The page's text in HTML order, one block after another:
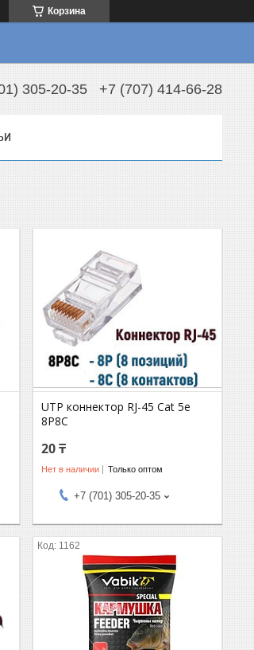
Корзина
305-20-35 +7 (707) 414-66-28
UTP коннектор RJ-45 Cat 5e
8P8С
20 ₸
Нет в наличии Только оптом
+7 (701) 305-20-35
1162